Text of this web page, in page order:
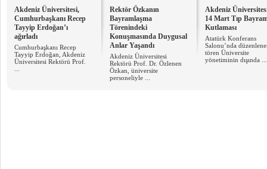
Akdeniz Üniversitesi,
Cumhurbaşkanı Recep
Tayyip Erdoğan’ı
ağırladı
Cumhurbaşkanı Recep
Tayyip Erdoğan, Akdeniz
Üniversitesi Rektörü Prof.
Rektör Özkanın
Bayramlaşma
Törenindeki
Konuşmasında Duygusal
Anlar Yaşandı
Akdeniz Üniversitesi
Rektörü Prof. Dr. Özlenen
Özkan, üniversite
personeliyle ...
Akdeniz
14 Mart Tıp
Kutlaması
Atatürk Konferans
Salonu’nda
tören Üniversite
yönetiminin dışında ...